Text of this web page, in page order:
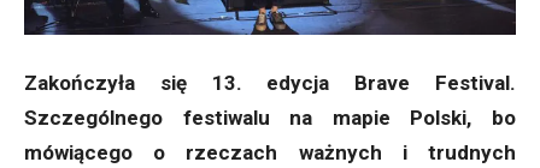
Zakończyła się 13. edycja Brave Festival.
Szczególnego festiwalu na mapie Polski, bo
mówiącego o rzeczach ważnych i trudnych